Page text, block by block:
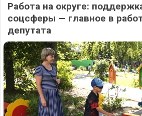
Работа на округе:
соцсферы — главное в
депутата